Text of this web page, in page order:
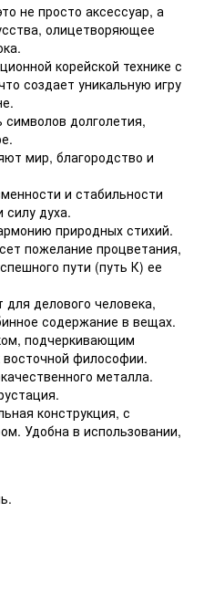
не просто аксессуар, а
олицетворяющее
корейской технике с
создает уникальную игру
долголетия,
мир, благородство и
и стабильности
духа.
природных стихий.
пожелание процветания,
пути (путь К) ее
делового человека,
содержание в вещах.
подчеркивающим
восточной философии.
металла.
конструкция, с
Удобна в использовании,